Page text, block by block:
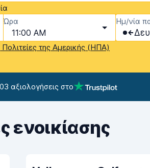
Ώρα
11:00 AM
Ημ/νία
της Αμερικής (ΗΠΑ)
αξιολογήσεις στο
ενοικίασης